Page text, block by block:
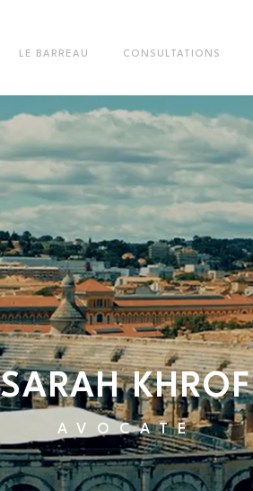
LE BARREAU CONSULTATIONS
SARAH KHROF
AVOCATE